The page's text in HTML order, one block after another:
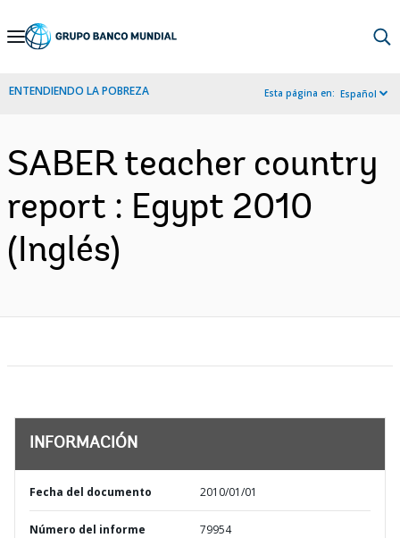
Skip
Navigation
ENTENDIENDO LA POBREZA Esta página en: Español
SABER teacher country
report : Egypt 2010
(Inglés)
INFORMACIÓN
Fecha del documento 2010/01/01
Número del informe 79954